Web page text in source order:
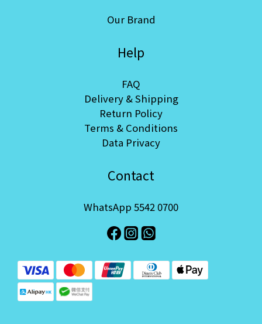
Our Brand
Help
FAQ
Delivery & Shipping
Return Policy
Terms & Conditions
Data Privacy
Contact
WhatsApp 5542 0700